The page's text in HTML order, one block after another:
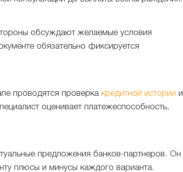
обсуждают желаемые условия
обязательно фиксируется
проводятся проверка кредитной истории и
оценивает платежеспособность,
предложения банков-партнеров. Он
плюсы и минусы каждого варианта.